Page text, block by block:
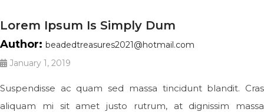
Lorem Ipsum Is Simply Dum
Author: beadedtreasures2021@hotmail.com
January 1, 2019
Suspendisse ac quam sed massa tincidunt blandit. Cras
aliquam mi sit amet justo rutrum, at dignissim massa